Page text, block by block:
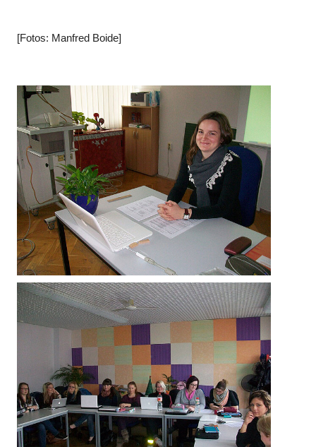
[Fotos: Manfred Boide]